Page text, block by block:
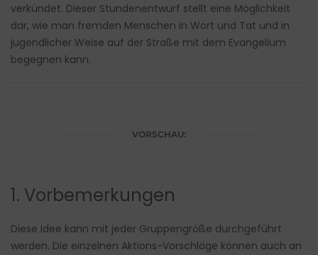
verkündet. Dieser Stundenentwurf stellt eine Möglichkeit
dar, wie man fremden Menschen in Wort und Tat und in
jugendlicher Weise auf der Straße mit dem Evangelium
begegnen kann.
VORSCHAU:
1. Vorbemerkungen
Diese Idee kann mit jeder Gruppengröße durchgeführt
werden. Die einzelnen Aktions-Vorschläge können auch an